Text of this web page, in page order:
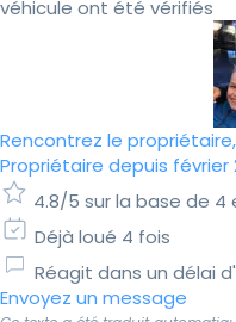
véhicule ont été vérifiés
Rencontrez le
Propriétaire depuis février
4.8/5 sur la base de 4
Déjà loué 4 fois
Réagit dans un délai
Envoyez un message